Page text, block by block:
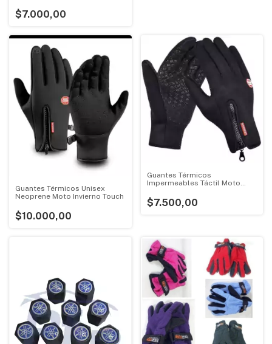
$7.000,00
Guantes Térmicos Unisex
Neoprene Moto Invierno Touch
$10.000,00
Guantes Térmicos
Impermeables Táctil Moto
$7.500,00